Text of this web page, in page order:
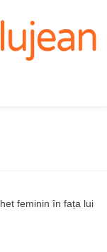
feminin în fața lui